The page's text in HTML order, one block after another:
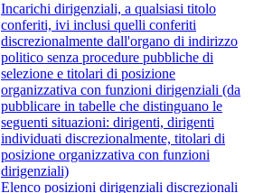
Incarichi dirigenziali, a qualsiasi titolo
conferiti, ivi inclusi quelli conferiti
discrezionalmente dall'organo di indirizzo
politico senza procedure pubbliche di
selezione e titolari di posizione
organizzativa con funzioni dirigenziali (da
pubblicare in tabelle che distinguano le
seguenti situazioni: dirigenti, dirigenti
individuati discrezionalmente, titolari di
posizione organizzativa con funzioni
dirigenziali)
Elenco posizioni dirigenziali discrezionali